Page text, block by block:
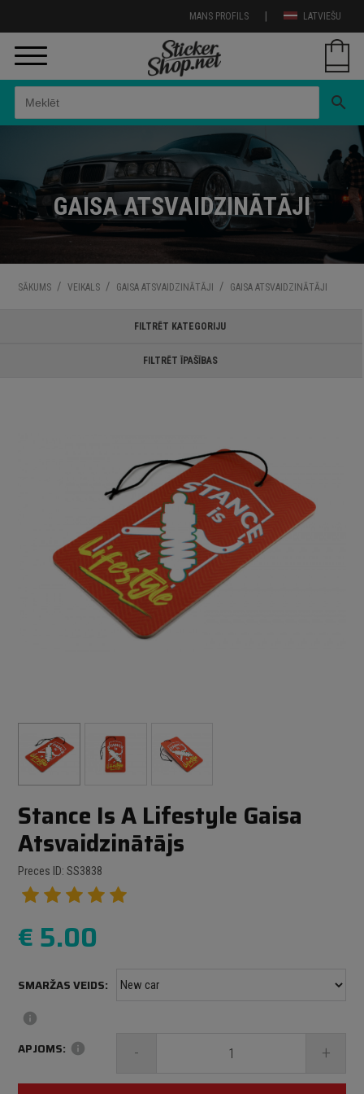
LATVIEŠU
|
MANS PROFILS
search
GAISA ATSVAIDZINĀTĀJI
SĀKUMS / VEIKALS / GAISA ATSVAIDZINĀTĀJI / GAISA ATSVAIDZINĀTĀJI
FILTRĒT KATEGORIJU
FILTRĒT ĪPAŠĪBAS
Stance Is A Lifestyle Gaisa
Atsvaidzinātājs
Preces ID: SS3838
€ 5.00
SMARŽAS VEIDS:
info
APJOMS: info - +